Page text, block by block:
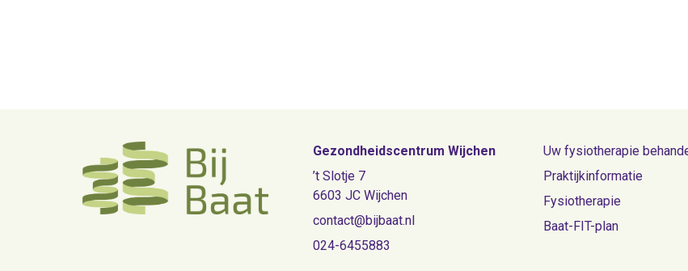
Gezondheidscentrum Wijchen
’t Slotje 7
6603 JC Wijchen
contact@bijbaat.nl
024-6455883
Uw fysiotherapie
Praktijkinformatie
Fysiotherapie
Baat-FIT-plan